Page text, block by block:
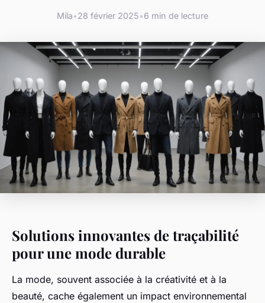
Mila•28 février 2025•6 min de lecture
Solutions innovantes de traçabilité
pour une mode durable
La mode, souvent associée à la créativité et à la
beauté, cache également un impact environnemental